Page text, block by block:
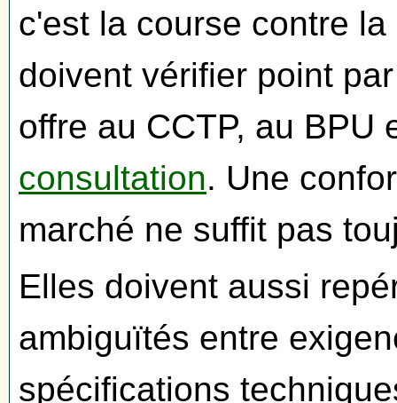
c'est la course contre
doivent vérifier point
offre au CCTP, au BPU
consultation. Une
marché ne suffit pas
Elles doivent aussi
ambiguïtés entre
spécifications